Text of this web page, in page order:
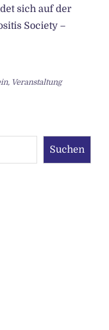
sich auf der
Society –
, Veranstaltung
Suchen